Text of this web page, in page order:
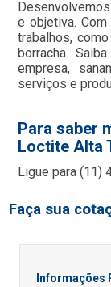
e objetiva.
trabalhos,
borracha.
empresa,
serviços e
Para saber
Loctite Alta
Ligue para(11)
Faça sua
Informações